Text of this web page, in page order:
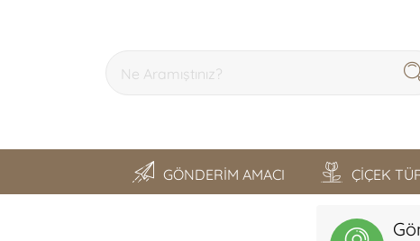
GÖNDERİM AMACI ÇİÇEK